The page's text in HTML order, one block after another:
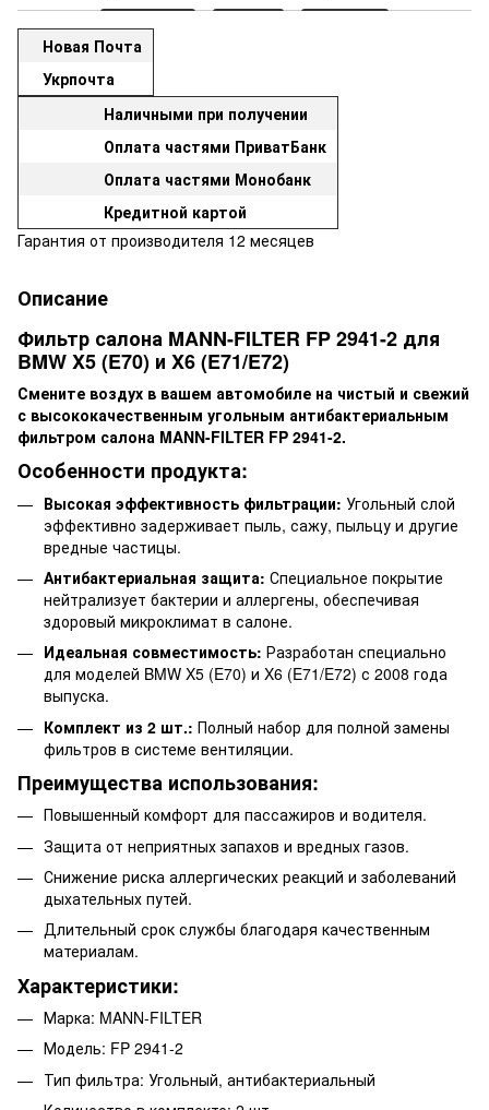
Новая Почта
Укрпочта
Наличными при получении
Оплата частями ПриватБанк
Оплата частями Монобанк
Кредитной картой
Гарантия от производителя 12 месяцев
Описание
Фильтр салона MANN-FILTER FP 2941-2 для
BMW X5 (E70) и X6 (E71/E72)
Смените воздух в вашем автомобиле на чистый и свежий
с высококачественным угольным антибактериальным
фильтром салона MANN-FILTER FP 2941-2.
Особенности продукта:
Высокая эффективность фильтрации: Угольный слой
эффективно задерживает пыль, сажу, пыльцу и другие
вредные частицы.
Антибактериальная защита: Специальное покрытие
нейтрализует бактерии и аллергены, обеспечивая
здоровый микроклимат в салоне.
Идеальная совместимость: Разработан специально
для моделей BMW X5 (E70) и X6 (E71/E72) с 2008 года
выпуска.
Комплект из 2 шт.: Полный набор для полной замены
фильтров в системе вентиляции.
Преимущества использования:
Повышенный комфорт для пассажиров и водителя.
Защита от неприятных запахов и вредных газов.
Снижение риска аллергических реакций и заболеваний
дыхательных путей.
Длительный срок службы благодаря качественным
материалам.
Характеристики:
Марка: MANN-FILTER
Модель: FP 2941-2
Тип фильтра: Угольный, антибактериальный